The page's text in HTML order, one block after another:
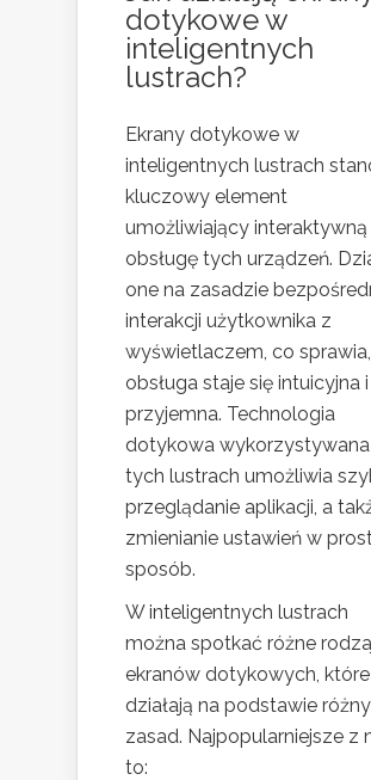
dotykowe w
inteligentnych
lustrach?
Ekrany dotykowe w
inteligentnych lustrach
kluczowy element
umożliwiający interaktywną
obsługę tych urządzeń.
one na zasadzie
interakcji użytkownika z
wyświetlaczem, co
obsługa staje się intuicyjna i
przyjemna. Technologia
dotykowa
tych lustrach umożliwia
przeglądanie aplikacji, a
zmienianie ustawień w
sposób.
W inteligentnych lustrach
można spotkać różne
ekranów dotykowych, które
działają na podstawie
zasad. Najpopularniejsze z
to: